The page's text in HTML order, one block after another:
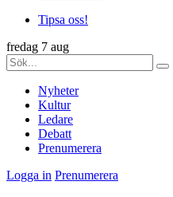
Tipsa oss!
fredag 7 aug
Nyheter
Kultur
Ledare
Debatt
Prenumerera
Logga in Prenumerera